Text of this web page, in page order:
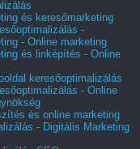
és keresőmarketing
-
- Online marketing
és linképítés - Online
keresőoptimalizálás
- Online
és online marketing
- Digitális Marketing